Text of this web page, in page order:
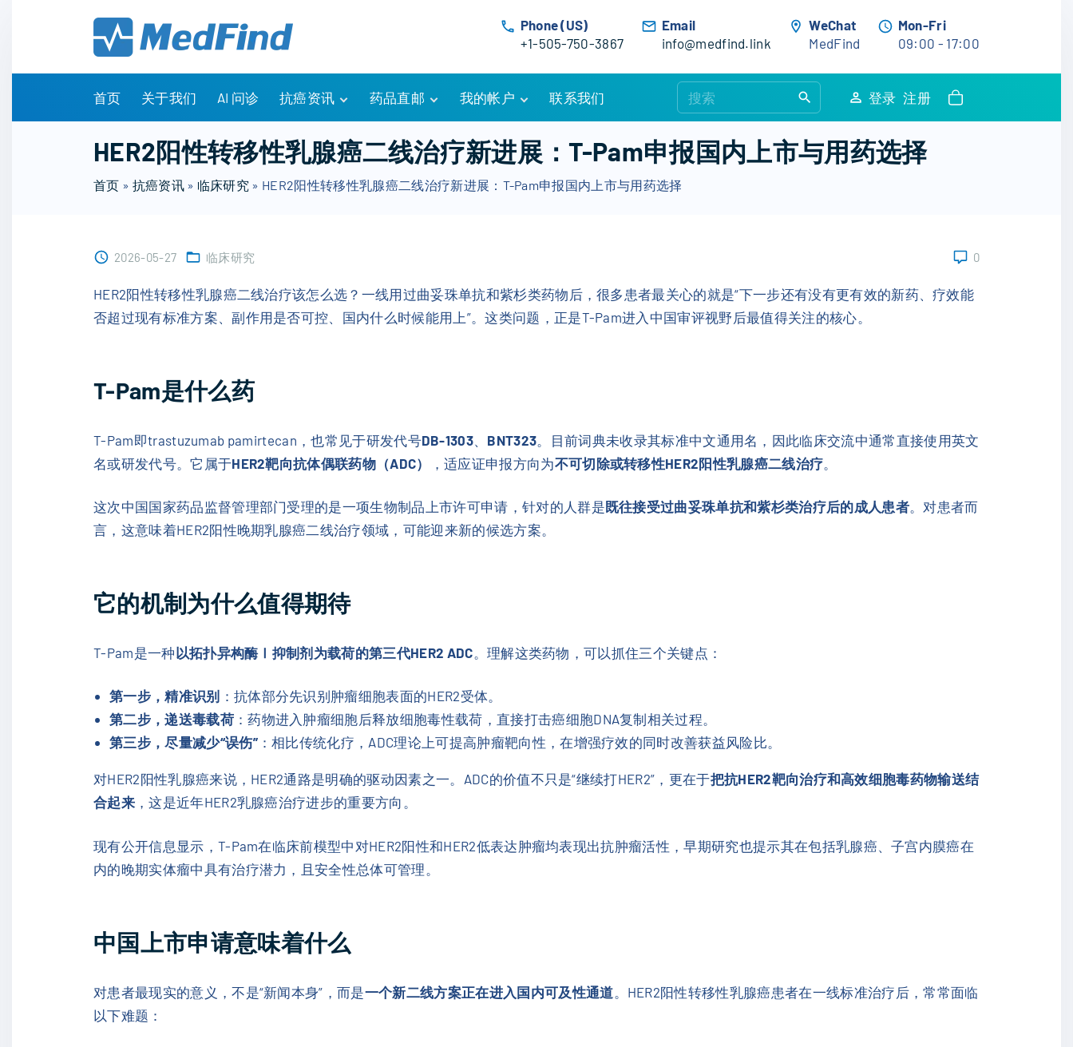
Phone (US)
+1-505-750-3867
Email
info@medfind.link
WeChat
MedFind
Mon-Fri
09:00 - 17:00
首页 关于我们 AI 问诊 抗癌资讯
有问有答
诊疗指南
药物信息
药品直邮
购物车
订单追踪
优惠活动
我的帐户
账户详情
我的订单
联系我们
e
r
登录 注册
HER2阳性转移性乳腺癌二线治疗新进展：T-Pam申报国内上市与用药选择
首页 » 抗癌资讯» 临床研究 » HER2阳性转移性乳腺癌二线治疗新进展：T-Pam申报国内上市与用药选择
2026-05-27 临床研究 0
HER2阳性转移性乳腺癌二线治疗该怎么选？一线用过曲妥珠单抗和紫杉类药物后，很多患者最关心的就是“下一步还有没有更有效的新药、疗效能
否超过现有标准方案、副作用是否可控、国内什么时候能用上”。这类问题，正是T-Pam进入中国审评视野后最值得关注的核心。
T-Pam是什么药
T-Pam即trastuzumab pamirtecan，也常见于研发代号DB-1303 BNT323 。目前词典未收录其标准中文通用名，因此临床交流中通常直接使用英文
名或研发代号。它属于HER2靶向抗体偶联药物（ADC） ，适应证申报方向为不可切除或转移性HER2阳性乳腺癌二线治疗
这次中国国家药品监督管理部门受理的是一项生物制品上市许可申请，针对的人群是 既往接受过曲妥珠单抗和紫杉类治疗后的成人患者。对患者而
言，这意味着HER2阳性晚期乳腺癌二线治疗领域，可能迎来新的候选方案。
它的机制为什么值得期待
T-Pam是一种以拓扑异构酶Ⅰ抑制剂为载荷的第三代HER2 ADC 。理解这类药物，可以抓住三个关键点：
第一步，精准识别 ：抗体部分先识别肿瘤细胞表面的HER2受体。
第二步，递送毒载荷：药物进入肿瘤细胞后释放细胞毒性载荷，直接打击癌细胞DNA复制相关过程。
第三步，尽量减少“误伤”：相比传统化疗，ADC理论上可提高肿瘤靶向性，在增强疗效的同时改善获益风险比。
对HER2阳性乳腺癌来说，HER2通路是明确的驱动因素之一。ADC的价值不只是“继续打HER2”，更在于把抗HER2靶向治疗和高效细胞毒药物输送结
合起来，这是近年HER2乳腺癌治疗进步的重要方向。
现有公开信息显示，T-Pam在临床前模型中对HER2阳性和HER2低表达肿瘤均表现出抗肿瘤活性，早期研究也提示其在包括乳腺癌、子宫内膜癌在
内的晚期实体瘤中具有治疗潜力，且安全性总体可管理。
中国上市申请意味着什么
对患者最现实的意义，不是“新闻本身”，而是一个新二线方案正在进入国内可及性通道 。HER2阳性转移性乳腺癌患者在一线标准治疗后，常常面临
以下难题：